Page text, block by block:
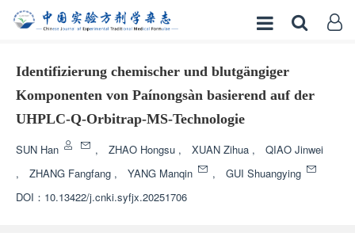
Identifizierung chemischer und blutgängiger
Komponenten von Paínongsàn basierend auf der
UHPLC-Q-Orbitrap-MS-Technologie
SUN Han , ZHAO Hongsu , XUAN Zihua ,
QIAO Jinwei
,
ZHANG Fangfang , YANG Manqin ,
GUI Shuangying
DOI： 10.13422/j.cnki.syfjx.20251706